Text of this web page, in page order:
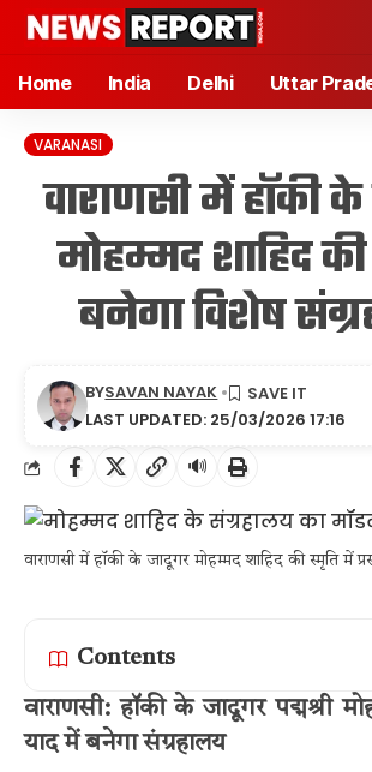
Home India Delhi Uttar
VARANASI
वाराणसी में हॉकी
मोहम्मद शाहिद
बनेगा विशेष
LAST UPDATED: 25/03/2026 17:16
BYSAVAN NAYAK
🔊
वाराणसी में हॉकी के जादूगर मोहम्मद शाहिद की स्मृति में
Contents
वाराणसी: हॉकी के जादूगर पद्मश्री
याद में बनेगा संग्रहालय